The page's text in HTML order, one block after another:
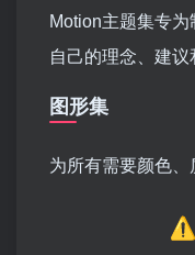
Motion主题集专
自己的理念、建
图形集
为所有需要颜色